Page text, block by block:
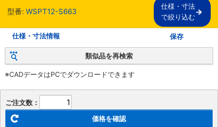
型番: WSPT12-S663
仕様・寸法
で絞り込む
仕様・寸法情報 保存
類似品を再検索
※CADデータはPCでダウンロードできます
ご注文数：
価格を確認